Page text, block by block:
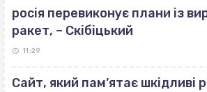
росія перевиконує плани із
ракет, – Скібіцький
11:29
Сайт, який пам’ятає шкідливі